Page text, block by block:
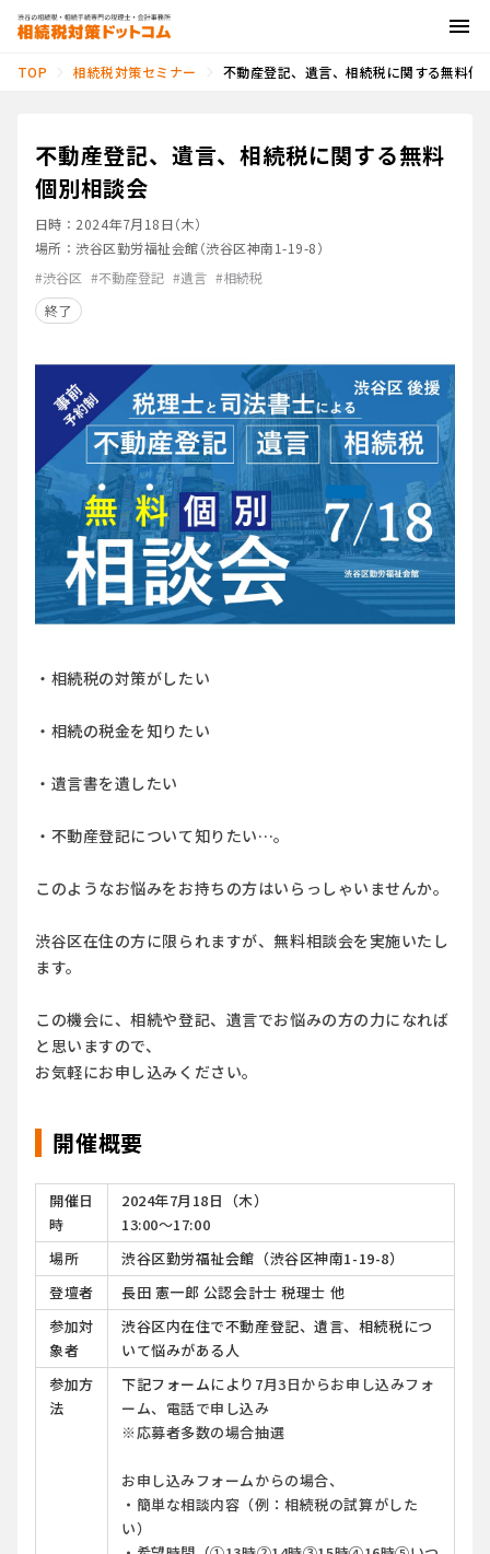
TOP 相続税対策セミナー 不動産登記、遺言、相続税に関する無料個
不動産登記、遺言、相続税に関する無料
個別相談会
日時： 2024年7月18日（木）
場所： 渋谷区勤労福祉会館（渋谷区神南1-19-8）
#渋谷区 #不動産登記 #遺言 #相続税
終了
・相続税の対策がしたい
・相続の税金を知りたい
・遺言書を遺したい
・不動産登記について知りたい…。
このようなお悩みをお持ちの方はいらっしゃいませんか。
渋谷区在住の方に限られますが、無料相談会を実施いたし
ます。
この機会に、相続や登記、遺言でお悩みの方の力になれば
と思いますので、
お気軽にお申し込みください。
開催概要
開催日
時
2024年7月18日（木）
13:00〜17:00
場所
渋谷区勤労福祉会館（渋谷区神南1-19-8）
登壇者
長田 憲一郎 公認会計士 税理士 他
参加対
象者
渋谷区内在住で不動産登記、遺言、相続税につ
いて悩みがある人
参加方
法
下記フォームにより7月3日からお申し込みフォ
ーム、電話で申し込み
※応募者多数の場合抽選
お申し込みフォームからの場合、
・簡単な相談内容（例：相続税の試算がした
い）